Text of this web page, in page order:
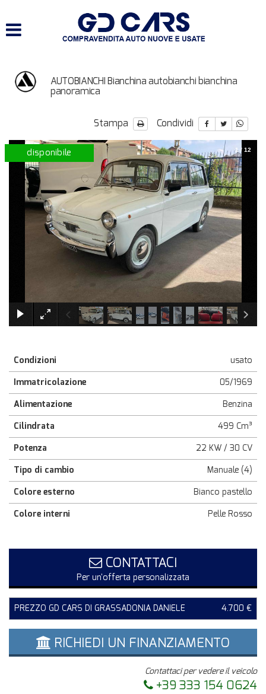
SERVIZI
CONTATTI
AUTOBIANCHI Bianchina autobianchi bianchina
panoramica
Stampa Condividi
disponibile
×
1 / 12
Condizioni
usato
Immatricolazione
05/1969
Alimentazione
Benzina
Cilindrata
499 Cm³
Potenza
22 KW / 30 CV
Tipo di cambio
Manuale (4)
Colore esterno
Bianco pastello
Colore interni
Pelle Rosso
CONTATTACI
Per un'offerta personalizzata
PREZZO GD CARS DI GRASSADONIA DANIELE 4.700 €
RICHIEDI UN FINANZIAMENTO
Contattaci per vedere il veicolo
+39 333 154 0624